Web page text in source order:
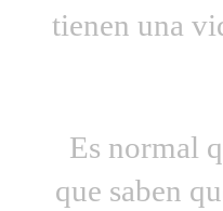
tienen una
Es normal
que saben